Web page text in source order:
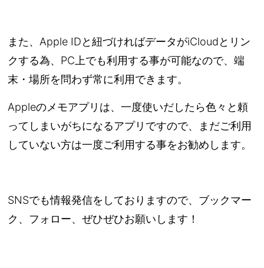
また、Apple IDと紐づければデータがiCloudとリン
クする為、PC上でも利用する事が可能なので、端
末・場所を問わず常に利用できます。
Appleのメモアプリは、一度使いだしたら色々と頼
ってしまいがちになるアプリですので、まだご利用
していない方は一度ご利用する事をお勧めします。
SNSでも情報発信をしておりますので、ブックマー
ク、フォロー、ぜひぜひお願いします！